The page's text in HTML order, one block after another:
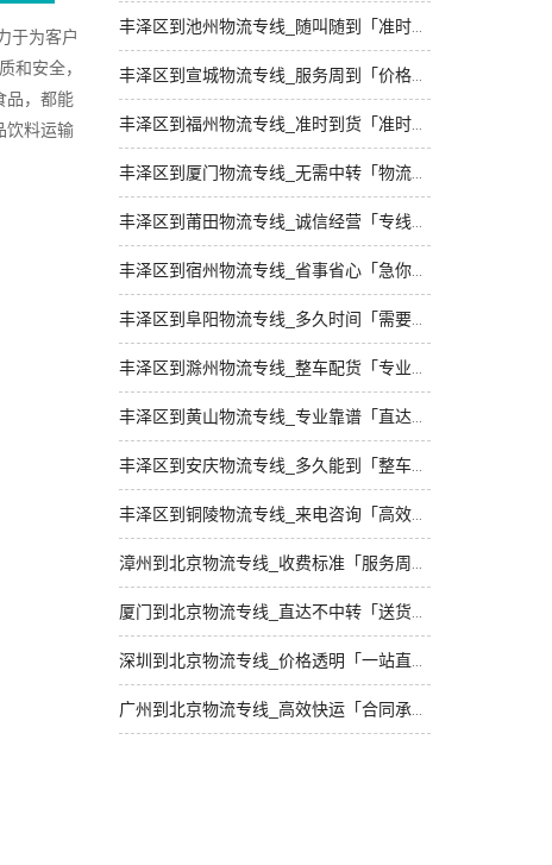
于为客户
和安全，
品，都能
饮料运输
丰泽区到池州物流专线_随叫随到「准时到货」
丰泽区到宣城物流专线_服务周到「价格透明」
丰泽区到福州物流专线_准时到货「准时准点」
丰泽区到厦门物流专线_无需中转「物流拼车」
丰泽区到莆田物流专线_诚信经营「专线查询」
丰泽区到宿州物流专线_省事省心「急你所需」
丰泽区到阜阳物流专线_多久时间「需要几天」
丰泽区到滁州物流专线_整车配货「专业调车」
丰泽区到黄山物流专线_专业靠谱「直达到站」
丰泽区到安庆物流专线_多久能到「整车配货」
丰泽区到铜陵物流专线_来电咨询「高效运输」
漳州到北京物流专线_收费标准「服务周到」
厦门到北京物流专线_直达不中转「送货到门」
深圳到北京物流专线_价格透明「一站直达」
广州到北京物流专线_高效快运「合同承运」